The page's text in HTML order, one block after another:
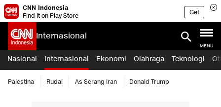
CNN Indonesia
Find it on Play Store
Get
Internasional
MENU
Nasional Internasional Ekonomi Olahraga Teknologi
Palestina Rudal As Serang Iran Donald Trump